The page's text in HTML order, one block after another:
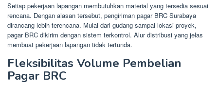
Setiap pekerjaan lapangan membutuhkan material yang tersedia sesuai
rencana. Dengan alasan tersebut, pengiriman pagar BRC Surabaya
dirancang lebih terencana. Mulai dari gudang sampai lokasi proyek,
pagar BRC dikirim dengan sistem terkontrol. Alur distribusi yang jelas
membuat pekerjaan lapangan tidak tertunda.
Fleksibilitas Volume Pembelian
Pagar BRC